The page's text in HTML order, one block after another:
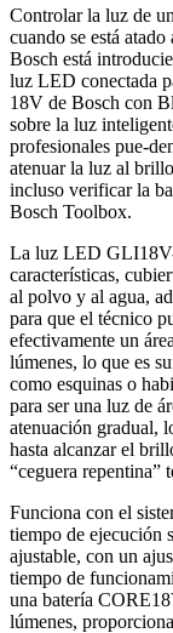
Controlar la luz de
cuando se está
Bosch está
luz LED conectada
18V de Bosch con
sobre la luz
profesionales pue-
atenuar la luz al
incluso verificar la
Bosch Toolbox.
La luz LED
características,
al polvo y al agua,
para que el técnico
efectivamente un
lúmenes, lo que es
como esquinas o
para ser una luz de
atenuación gradual,
hasta alcanzar el
“ceguera repentina”
Funciona con el
tiempo de ejecución
ajustable, con un
tiempo de
una batería
lúmenes,